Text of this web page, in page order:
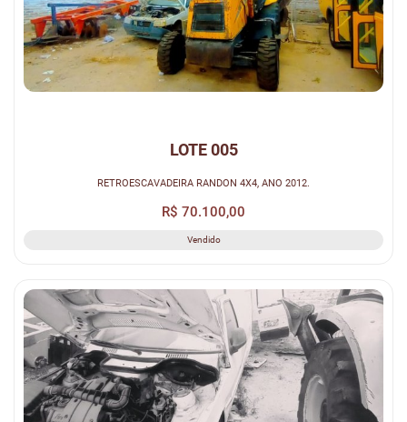
LOTE 005
RETROESCAVADEIRA RANDON 4X4, ANO 2012.
R$ 70.100,00
Vendido